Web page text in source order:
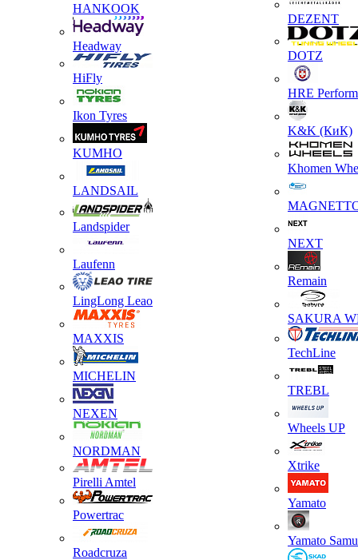
HANKOOK
Headway
HiFly
Ikon Tyres
KUMHO
LANDSAIL
Landspider
Laufenn
LingLong Leao
MAXXIS
MICHELIN
NEXEN
NORDMAN
Pirelli Amtel
Powertrac
Roadcruza
DEZENT
DOTZ
HRE
K&K (КиК)
Khomen
NEXT
Remain
SAKURA
TechLine
TREBL
Wheels UP
Xtrike
Yamato
Yamato